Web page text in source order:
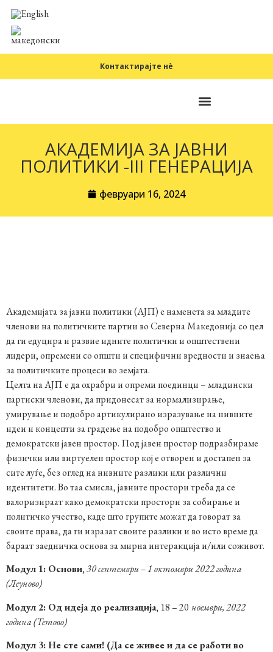
Контактирајте нè
АКАДЕМИЈА ЗА ЈАВНИ
ПОЛИТИКИ -III ГЕНЕРАЦИЈА
февруари 16, 2024
Академијата за јавни политики (АЈП) е наменета за младите
членови на политичките партии во Северна Македонија со цел
да ги едуцира и развие идните политички и општествени
лидери, опремени со општи и специфични вредности и знаења
за политичките процеси во земјата.
Целта на АЈП е да охрабри и опреми поединци – младински
партиски членови, да придонесат за нормализирање,
умирување и подобро артикулирано изразување на нивните
идеи и концепти за градење на подобро општество и
демократски јавен простор. Под јавен простор подразбираме
физички или виртуелен простор кој е отворен и достапен за
сите луѓе, без оглед на нивните разлики или различни
идентитети. Во таа смисла, јавните простори треба да се
валоризираат како демократски простори за собирање и
политичко учество, каде што групите можат да говорат за
своите права, да ги изразат своите разлики и во исто време да
бараат заедничка основа за мирна интеракција и/или соживот.
Модул 1: Основи,30 септември – 1 октомври 2022 година
(Леуново)
Модул 2: Од идеја до реализација, 18 – 20 ноември, 2022
година (Тетово)
Модул 3: Не сте сами! (Да се живее и да се работи во